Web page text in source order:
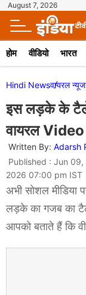
August 7, 2026
होम वीडियो भारत
Hindi Newsवायरल न्‍यूज
इस लड़के के
वायरल Video
Written By: Adarsh
Published : Jun
2026 07:00 pm IST
अभी सोशल मीडिया
लड़के का गजब का
आपको बताते हैं कि